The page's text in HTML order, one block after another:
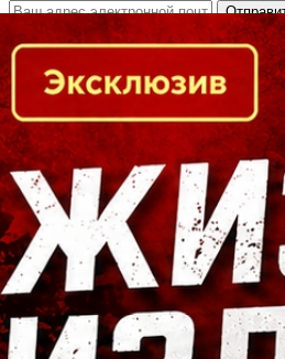
Кто есть кто в Байкальском регионе